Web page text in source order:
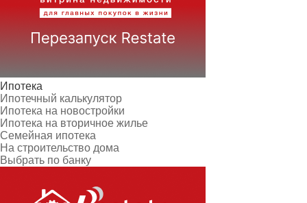
Ипотека
Ипотечный калькулятор
Ипотека на новостройки
Ипотека на вторичное жилье
Семейная ипотека
На строительство дома
Выбрать по банку